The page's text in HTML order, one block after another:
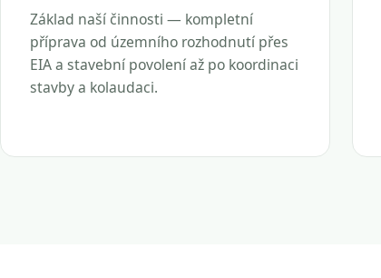
Základ naší činnosti — kompletní
příprava od územního rozhodnutí přes
EIA a stavební povolení až po koordinaci
stavby a kolaudaci.